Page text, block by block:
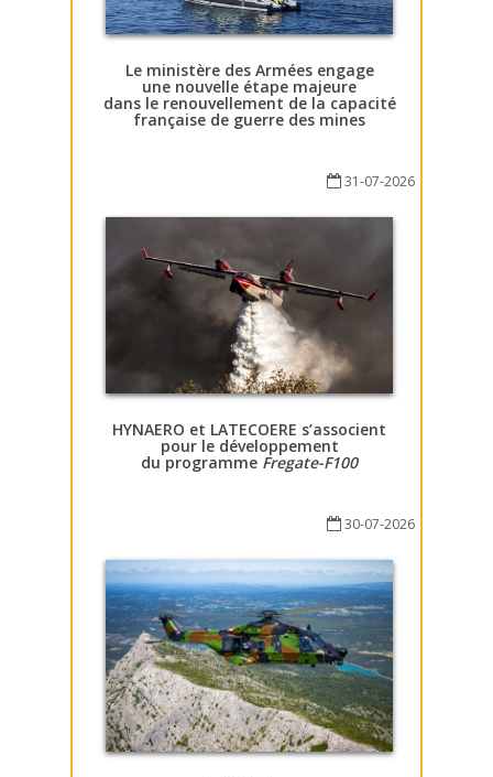
Le ministère des Armées engage
une nouvelle étape majeure
dans le renouvellement de la capacité
française de guerre des mines
31-07-2026
HYNAERO et LATECOERE s’associent
pour le développement
du programme Fregate-F100
30-07-2026